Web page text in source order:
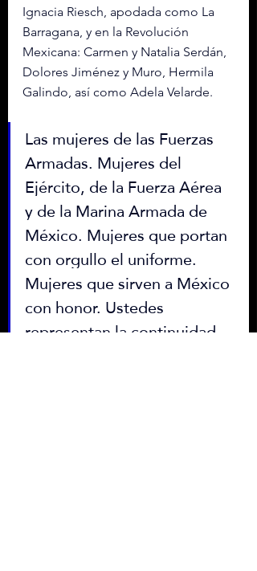
Ignacia Riesch, apodada como La
Barragana, y en la Revolución
Mexicana: Carmen y Natalia Serdán,
Dolores Jiménez y Muro, Hermila
Galindo, así como Adela Velarde.
Las mujeres de las Fuerzas
Armadas. Mujeres del
Ejército, de la Fuerza Aérea
y de la Marina Armada de
México. Mujeres que portan
con orgullo el uniforme.
Mujeres que sirven a México
con honor. Ustedes
representan la continuidad